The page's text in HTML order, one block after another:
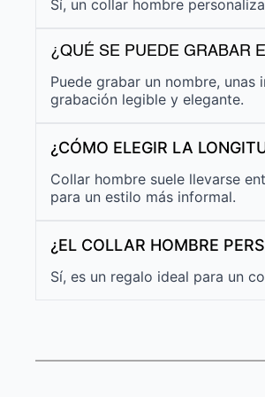
Sí, un collar hombre
¿QUÉ SE PUEDE GRABAR
Puede grabar un nombre,
grabación legible y elegante.
¿CÓMO ELEGIR LA
Collar hombre suele llevarse
para un estilo más informal.
¿EL COLLAR HOMBRE
Sí, es un regalo ideal para un